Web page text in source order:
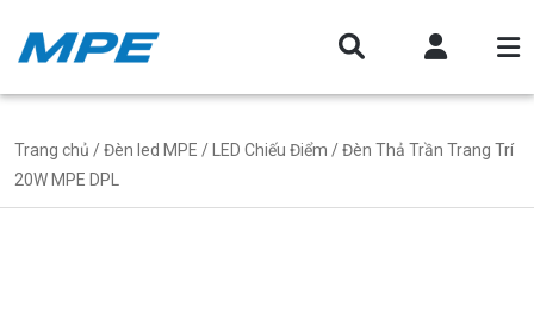
Trang chủ /Đèn led MPE / LED Chiếu Điểm / Đèn Thả Trần Trang Trí
20W MPE DPL